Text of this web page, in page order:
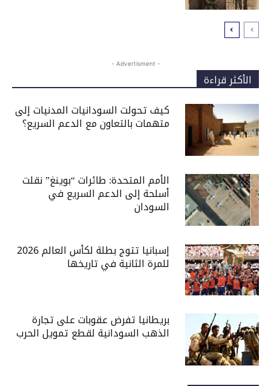
- Advertisment -
الأكثر قراءة
كيف تحولت السودانيات المدنيات إلى
متهمات بالتعاون مع الدعم السريع؟
الأمم المتحدة: طائرات “بوينغ” نقلت
أسلحة إلى الدعم السريع في
السودان
إسبانيا تتوج بطلة لكأس العالم 2026
للمرة الثانية في تاريخها
بريطانيا تفرض عقوبات على تجارة
الذهب السودانية لقطع تمويل الحرب